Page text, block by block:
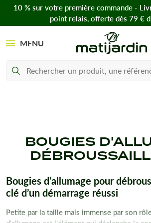
10 % sur votre première commande -
point relais, offerte dès 79 €
MENU
BOUGIES
Bougies d’allumage pour
clé d’un démarrage réussi
Petite par la taille mais immense par son